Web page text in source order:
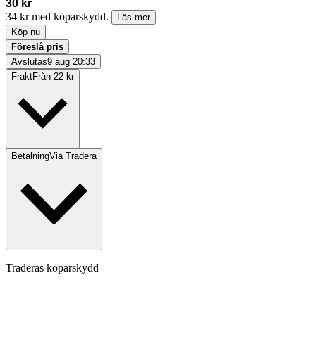
30 kr
34 kr med köparskydd.
Läs mer
Köp nu
Föreslå pris
Avslutas9 aug 20:33
FraktFrån 22 kr
BetalningVia Tradera
Traderas köparskydd